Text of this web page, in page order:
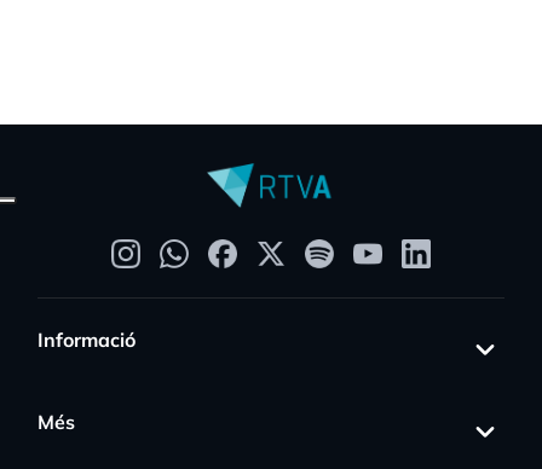
Informació
Més